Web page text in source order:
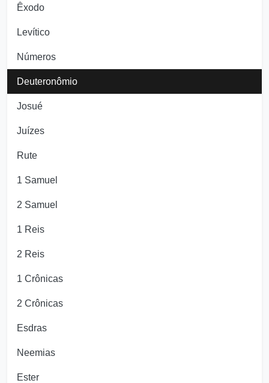
Êxodo
Levítico
Números
Deuteronômio
Josué
Juízes
Rute
1 Samuel
2 Samuel
1 Reis
2 Reis
1 Crônicas
2 Crônicas
Esdras
Neemias
Ester